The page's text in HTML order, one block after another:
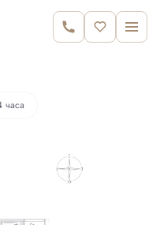
6 550 000 руб.
часа